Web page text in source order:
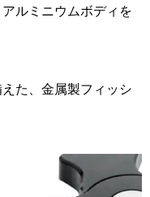
ルミニウムボディを
た、金属製フィッシ